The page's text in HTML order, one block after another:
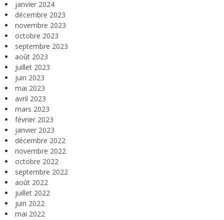
janvier 2024
décembre 2023
novembre 2023
octobre 2023
septembre 2023
août 2023
juillet 2023
juin 2023
mai 2023
avril 2023
mars 2023
février 2023
janvier 2023
décembre 2022
novembre 2022
octobre 2022
septembre 2022
août 2022
juillet 2022
juin 2022
mai 2022